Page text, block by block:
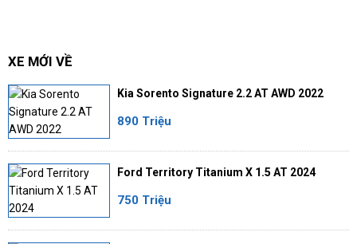
XE MỚI VỀ
Kia Sorento Signature 2.2 AT AWD 2022
890 Triệu
Ford Territory Titanium X 1.5 AT 2024
750 Triệu